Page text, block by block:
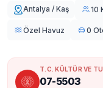
Antalya / Kaş 10
Özel Havuz 0
T.C. KÜLTÜR VE
07-5503